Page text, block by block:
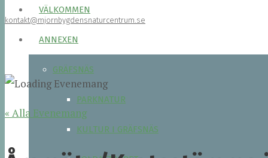
kontakt@mjornbygdensnaturcentrum.se
VÄLKOMMEN
ANNEXEN
GRÄFSNÄS
PARKNATUR
KULTUR I GRÄFSNÄS
« Alla Evenemang